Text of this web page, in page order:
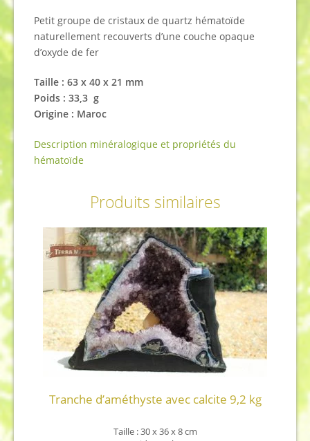
Petit groupe de cristaux de quartz hématoïde
naturellement recouverts d’une couche opaque
d’oxyde de fer
Taille : 63 x 40 x 21 mm
Poids : 33,3 g
Origine : Maroc
Description minéralogique et propriétés du
hématoïde
Produits similaires
Tranche d’améthyste avec calcite 9,2 kg
Taille : 30 x 36 x 8 cm